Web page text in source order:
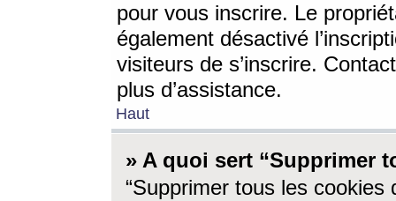
pour vous inscrire. Le
également désactivé
visiteurs de s’inscrire.
plus d’assistance.
Haut
» A quoi sert “Supprimer
“Supprimer tous les cookies